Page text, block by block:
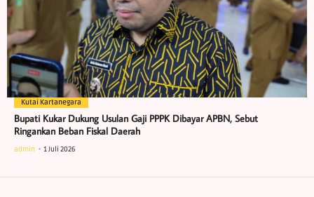
Kutai Kartanegara
Bupati Kukar Dukung Usulan Gaji PPPK Dibayar APBN, Sebut
Ringankan Beban Fiskal Daerah
admin 1 Juli 2026